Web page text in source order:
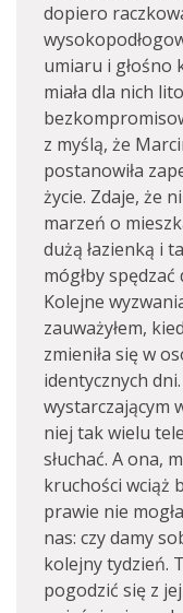
dopiero
umiaru i głośno
miała dla nich
z myślą, że
postanowiła
życie. Zdaje, że
marzeń o
dużą łazienką i
mógłby
Kolejne
zauważyłem,
zmieniła się w
identycznych
wystarczającym
niej tak wielu
słuchać. A ona,
kruchości wciąż
prawie nie
nas: czy damy
kolejny tydzień.
pogodzić się z